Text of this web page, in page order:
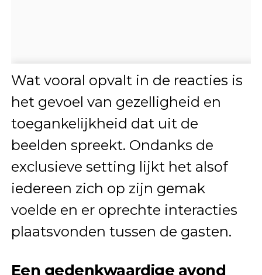
Wat vooral opvalt in de reacties is
het gevoel van gezelligheid en
toegankelijkheid dat uit de
beelden spreekt. Ondanks de
exclusieve setting lijkt het alsof
iedereen zich op zijn gemak
voelde en er oprechte interacties
plaatsvonden tussen de gasten.
Een gedenkwaardige avond